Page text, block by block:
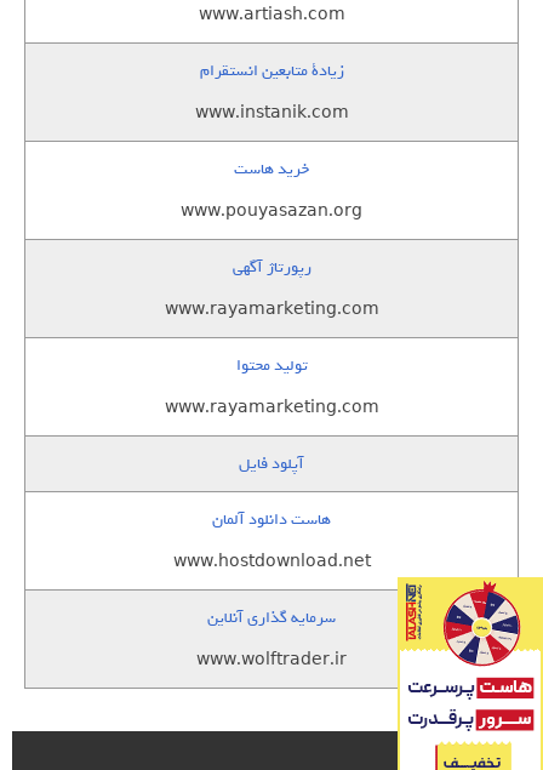
www.artiash.com
زيادة متابعين انستقرام
www.instanik.com
خرید هاست
www.pouyasazan.org
رپورتاژ آگهی
www.rayamarketing.com
تولید محتوا
www.rayamarketing.com
آپلود فایل
هاست دانلود آلمان
www.hostdownload.net
سرمایه گذاری آنلاین
www.wolftrader.ir